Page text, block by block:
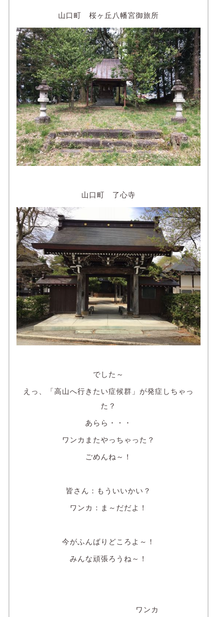
山口町 桜ヶ丘八幡宮御旅所
山口町 了心寺
でした～
えっ、「高山へ行きたい症候群」が発症しちゃっ
た？
あらら・・・
ワンカまたやっちゃった？
ごめんね～！
皆さん：もういいかい？
ワンカ：ま～だだよ！
今がふんばりどころよ～！
みんな頑張ろうね～！
ワンカ